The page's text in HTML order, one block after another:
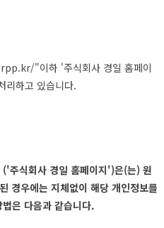
"이하 '주식회사 경일 홈페이
리하고 있습니다.
주식회사 경일 홈페이지')은(는) 원
경우에는 지체없이 해당 개인정보를
은 다음과 같습니다.